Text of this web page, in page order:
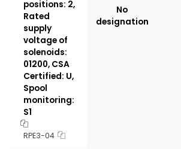
positions: 2,
Rated
supply
voltage of
solenoids:
01200, CSA
Certified: U,
Spool
monitoring:
S1
RPE3-04
No
designation